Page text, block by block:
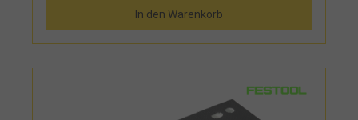
Deltaform des Schleifschuhs, Absaugstutzen 27
mmLieferumfang:StickFix-Schleifschuh 100 mm x
150 mm, Festool PROTECTOR, Longlife-
In den Warenkorb